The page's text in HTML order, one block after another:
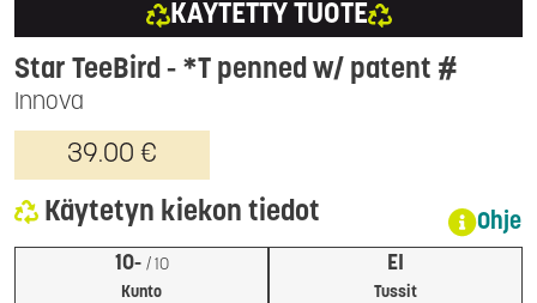
KÄYTETTY TUOTE
Innova
Star TeeBird - *T penned w/ patent #
39.00 €
Käytetyn kiekon tiedot Ohje
Kunto
10- / 10
Tussit
EI